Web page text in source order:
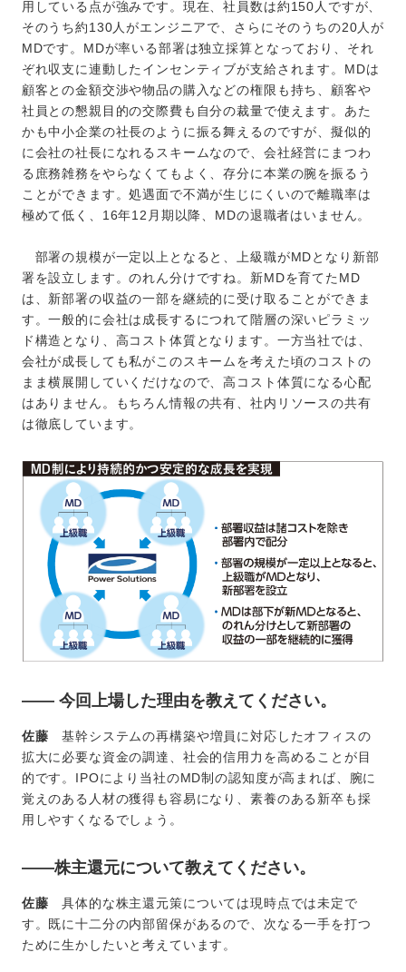
用している点が強みです。現在、社員数は約150人ですが、
そのうち約130人がエンジニアで、さらにそのうちの20人が
MDです。MDが率いる部署は独立採算となっており、それ
ぞれ収支に連動したインセンティブが支給されます。MDは
顧客との金額交渉や物品の購入などの権限も持ち、顧客や
社員との懇親目的の交際費も自分の裁量で使えます。あた
かも中小企業の社長のように振る舞えるのですが、擬似的
に会社の社長になれるスキームなので、会社経営にまつわ
る庶務雑務をやらなくてもよく、存分に本業の腕を振るう
ことができます。処遇面で不満が生じにくいので離職率は
極めて低く、16年12月期以降、MDの退職者はいません。
部署の規模が一定以上となると、上級職がMDとなり新部
署を設立します。のれん分けですね。新MDを育てたMD
は、新部署の収益の一部を継続的に受け取ることができま
す。一般的に会社は成長するにつれて階層の深いピラミッ
ド構造となり、高コスト体質となります。一方当社では、
会社が成長しても私がこのスキームを考えた頃のコストの
まま横展開していくだけなので、高コスト体質になる心配
はありません。もちろん情報の共有、社内リソースの共有
は徹底しています。
―― 今回上場した理由を教えてください。
佐藤 基幹システムの再構築や増員に対応したオフィスの
拡大に必要な資金の調達、社会的信用力を高めることが目
的です。IPOにより当社のMD制の認知度が高まれば、腕に
覚えのある人材の獲得も容易になり、素養のある新卒も採
用しやすくなるでしょう。
――株主還元について教えてください。
佐藤 具体的な株主還元策については現時点では未定で
す。既に十二分の内部留保があるので、次なる一手を打つ
ために生かしたいと考えています。